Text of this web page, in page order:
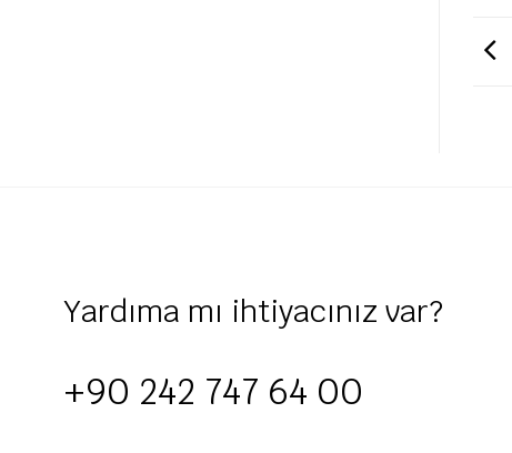
Yardıma mı ihtiyacınız var?
+90 242 747 64 00